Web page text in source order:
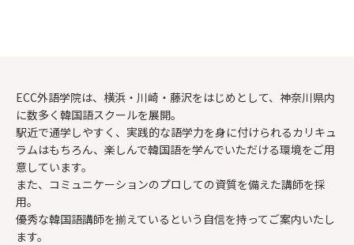
ECC外語学院は、 横浜 ・ 川崎 ・ 藤沢をはじめとして、神奈川県内
に数多く韓国語スクールを展開。
駅近で通学しやすく、実践的な語学力を身に付けられるカリキュ
ラムはもちろん、 楽しんで韓国語を学んでいただける環境をご用
意しています。
また、コミュニケーションのプロしての資質を備えた講師を採
用。
優秀な韓国語講師を揃えているという自信を持ってご案内いたし
ます。